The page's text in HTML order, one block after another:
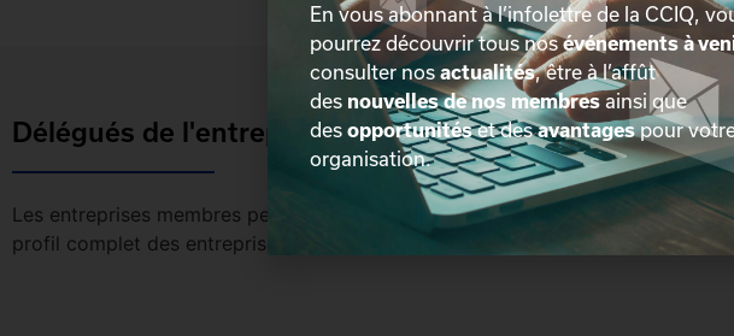
Délégués de l'entreprise
Les entreprises membres peuvent bénéficier d’une version plus détaillée du
profil complet des entreprises incluant les coordonnées des délégués
En vous abonnant à l’infolettre de la CCIQ,
pourrez découvrir tous nosévénements à
consulter nosactualités, être à l’affût
des nouvelles de nos membresainsi que
des opportunitéset desavantagespour
organisation.